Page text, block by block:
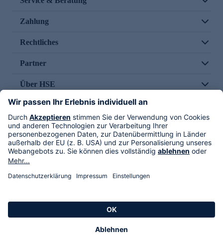
Zahlung
Rechtliches
Partner
Über HSE
Im TV
HSE International